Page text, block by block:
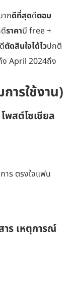
ากดีที่สุดดีตอบ
ราคามี free +
ดีตัดสินใจได้ไวปกติ
ง April 2024ถึง
ารใช้งาน)
พสต์โซเชียล
าร ตรงใจแฟน
ร เหตุการณ์